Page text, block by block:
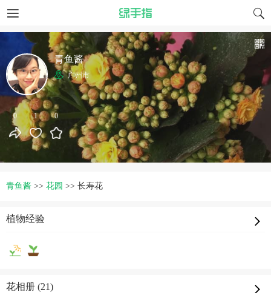
0 1 0
青鱼酱
广州市
青鱼酱 >> 花园 >> 长寿花
植物经验
花相册 (21)